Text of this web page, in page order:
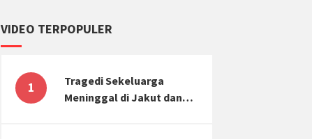
VIDEO TERPOPULER
1
Tragedi Sekeluarga
Meninggal di Jakut dan